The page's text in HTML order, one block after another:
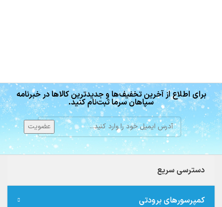
برای اطلاع از آخرین تخفیف‌ها و جدیدترین کالاها در خبرنامه
سپاهان سرما ثبت‌نام کنید.
دسترسی سریع
کمپرسورهای برودتی